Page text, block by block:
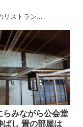
リストラン...
らみながら公会堂
ばし 畳の部屋は